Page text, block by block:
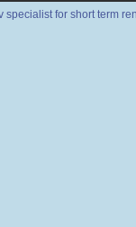
specialist for short term